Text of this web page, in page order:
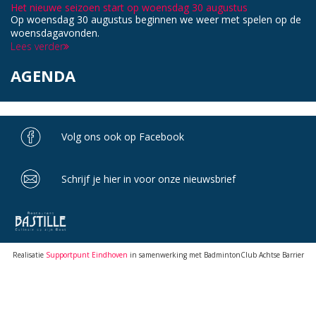
Het nieuwe seizoen start op woensdag 30 augustus
Op woensdag 30 augustus beginnen we weer met spelen op de
woensdagavonden.
Lees verder
AGENDA
Volg ons ook op Facebook
Schrijf je hier in voor onze nieuwsbrief
Realisatie Supportpunt Eindhoven in samenwerking met BadmintonClub Achtse Barrier